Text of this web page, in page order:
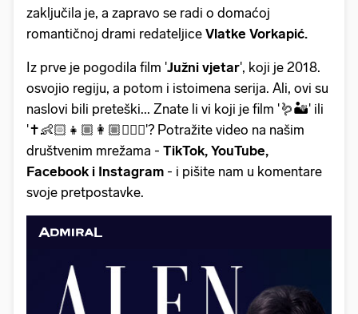
zaključila je, a zapravo se radi o domaćoj
romantičnoj drami redateljice Vlatke Vorkapić.
Iz prve je pogodila film 'Južni vjetar', koji je 2018.
osvojio regiju, a potom i istoimena serija. Ali, ovi su
naslovi bili preteški... Znate li vi koji je film '🪱🏜️' ili
'✝️👶🏻👧🏼👩🏼🧔🏻‍♂️'? Potražite video na našim
društvenim mrežama - TikTok, YouTube,
Facebook i Instagram - i pišite nam u komentare
svoje pretpostavke.